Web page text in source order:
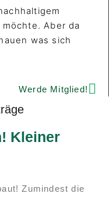
Aber da
was sich
Werde Mitglied!
Kleiner
Zumindest die